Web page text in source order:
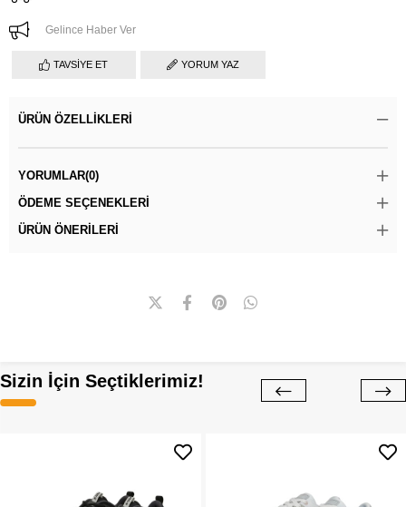
Gelince Haber Ver
TAVSIYE ET YORUM YAZ
ÜRÜN ÖZELLIKLERI
YORUMLAR(0)
ÖDEME SEÇENEKLERI
ÜRÜN ÖNERILERI
Sizin İçin Seçtiklerimiz!